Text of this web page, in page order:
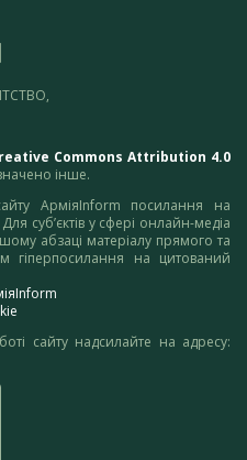
Commons Attribution 4.0
інше.
АрміяInform посилання на
суб’єктів у сфері онлайн-медіа
абзаці матеріалу прямого та
гіперпосилання на цитований
сайту надсилайте на адресу: